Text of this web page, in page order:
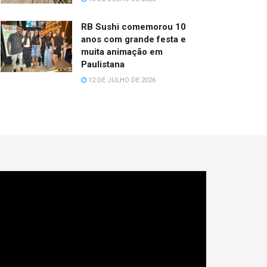
RB Sushi comemorou 10
anos com grande festa e
muita animação em
Paulistana
12 DE JULHO DE 2026